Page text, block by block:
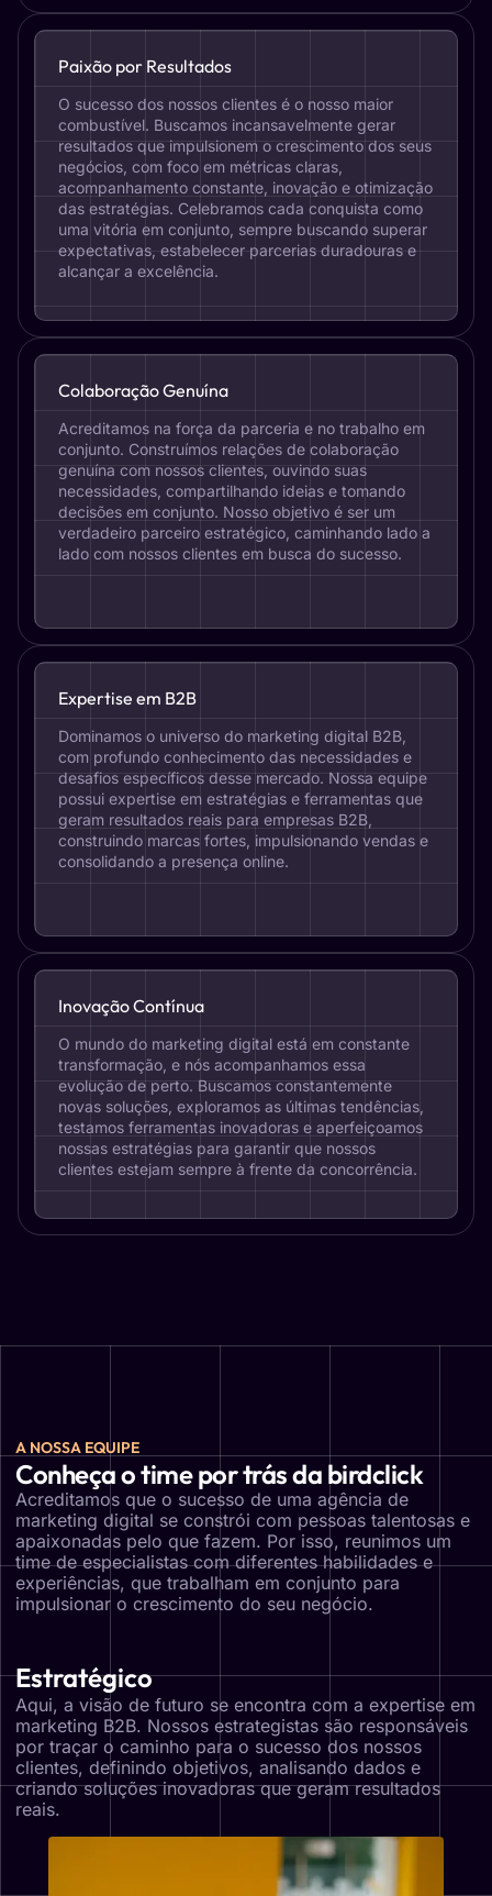
Paixão por Resultados
O sucesso dos nossos clientes é o nosso maior
combustível. Buscamos incansavelmente gerar
resultados que impulsionem o crescimento dos seus
negócios, com foco em métricas claras,
acompanhamento constante, inovação e otimização
das estratégias. Celebramos cada conquista como
uma vitória em conjunto, sempre buscando superar
expectativas, estabelecer parcerias duradouras e
alcançar a excelência.
Colaboração Genuína
Acreditamos na força da parceria e no trabalho em
conjunto. Construímos relações de colaboração
genuína com nossos clientes, ouvindo suas
necessidades, compartilhando ideias e tomando
decisões em conjunto. Nosso objetivo é ser um
verdadeiro parceiro estratégico, caminhando lado a
lado com nossos clientes em busca do sucesso.
Expertise em B2B
Dominamos o universo do marketing digital B2B,
com profundo conhecimento das necessidades e
desafios específicos desse mercado. Nossa equipe
possui expertise em estratégias e ferramentas que
geram resultados reais para empresas B2B,
construindo marcas fortes, impulsionando vendas e
consolidando a presença online.
Inovação Contínua
O mundo do marketing digital está em constante
transformação, e nós acompanhamos essa
evolução de perto. Buscamos constantemente
novas soluções, exploramos as últimas tendências,
testamos ferramentas inovadoras e aperfeiçoamos
nossas estratégias para garantir que nossos
clientes estejam sempre à frente da concorrência.
A NOSSA EQUIPE
Conheça o time por trás da birdclick
Acreditamos que o sucesso de uma agência de
marketing digital se constrói com pessoas talentosas e
apaixonadas pelo que fazem. Por isso, reunimos um
time de especialistas com diferentes habilidades e
experiências, que trabalham em conjunto para
impulsionar o crescimento do seu negócio.
Estratégico
Aqui, a visão de futuro se encontra com a expertise em
marketing B2B. Nossos estrategistas são responsáveis
por traçar o caminho para o sucesso dos nossos
clientes, definindo objetivos, analisando dados e
criando soluções inovadoras que geram resultados
reais.